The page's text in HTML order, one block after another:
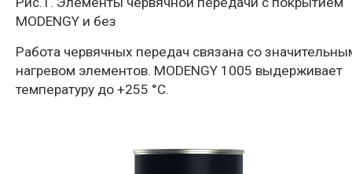
MODENGY и без
Работа червячных передач связана со
нагревом элементов. MODENGY 1005 выдерживает
температуру до +255 °С.